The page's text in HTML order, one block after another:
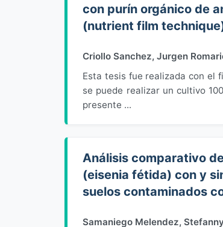
con purín orgánico de
(nutrient film
Criollo Sanchez, Jurgen
Esta tesis fue realizada con el
se puede realizar un cultivo
presente ...
Análisis comparativo
(eisenia fétida) con y
suelos contaminados
Samaniego Melendez,